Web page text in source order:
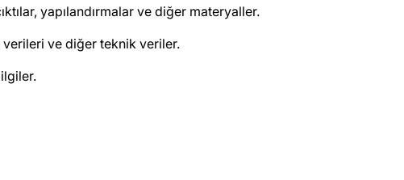
yapılandırmalar ve diğer materyaller.
verileri ve diğer teknik veriler.